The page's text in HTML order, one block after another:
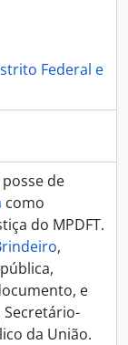
Federal e
de
como
do MPDFT.
,
e
Secretário-
da União.